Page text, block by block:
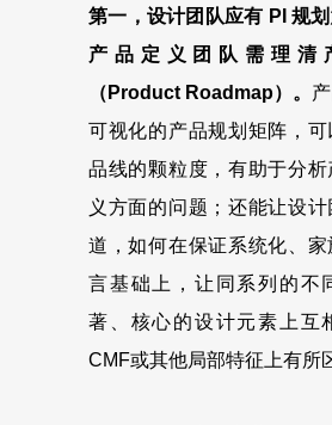
第一，设计团队应有 PI 规划
产品定义团队需理清
（Product Roadmap）。
可视化的产品规划矩阵，
品线的颗粒度，有助于分
义方面的问题；还能让设
道，如何在保证系统化、
言基础上，让同系列的不
著、核心的设计元素上互
CMF或其他局部特征上有所